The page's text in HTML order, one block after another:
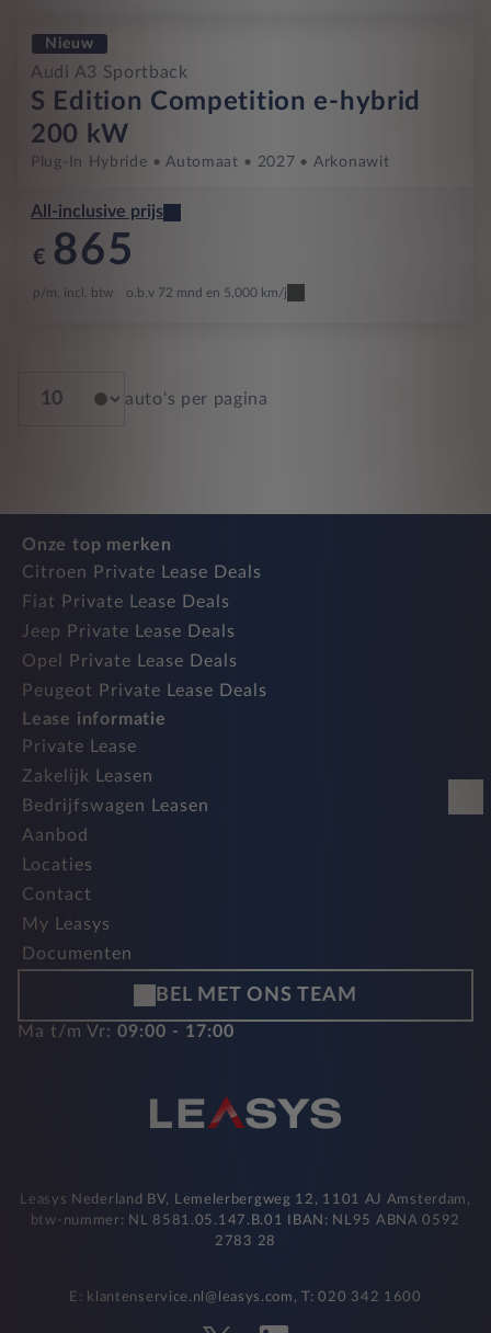
Nieuw
Audi A3 Sportback
S Edition Competition e-hybrid
200 kW
Plug-In Hybride Automaat 2027 Arkonawit
All-inclusive prijs
€ 865
p/m. incl. btw o.b.v 72 mnd en 5,000 km/j
auto's per pagina
Onze top merken
Citroen Private Lease Deals
Fiat Private Lease Deals
Jeep Private Lease Deals
Opel Private Lease Deals
Peugeot Private Lease Deals
Lease informatie
Private Lease
Zakelijk Leasen
Bedrijfswagen Leasen
Aanbod
Locaties
Contact
My Leasys
Documenten
BEL MET ONS TEAM
Ma t/m Vr: 09:00 - 17:00
Leasys Nederland BV, Lemelerbergweg 12, 1101 AJ Amsterdam,
btw-nummer: NL 8581.05.147.B.01 IBAN: NL95 ABNA 0592
2783 28
E: klantenservice.nl@leasys.com, T: 020 342 1600